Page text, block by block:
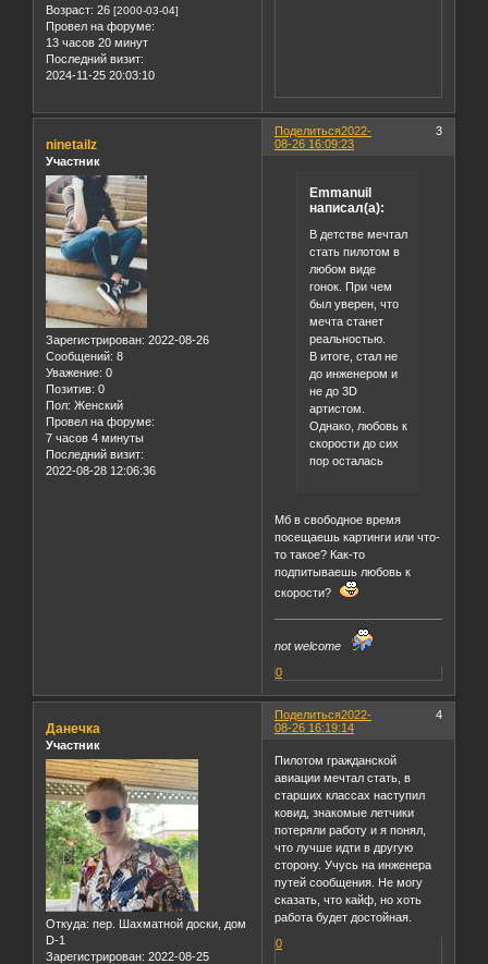
Возраст: 26 [2000-03-04]
Провел на форуме:
13 часов 20 минут
Последний визит:
2024-11-25 20:03:10
Поделиться 3
2022-
08-26 16:09:23
ninetailz
Участник
Зарегистрирован: 2022-08-26
Сообщений: 8
Уважение: 0
Позитив: 0
Пол: Женский
Провел на форуме:
7 часов 4 минуты
Последний визит:
2022-08-28 12:06:36
Emmanuil
написал(а):
В детстве мечтал
стать пилотом в
любом виде
гонок. При чем
был уверен, что
мечта станет
реальностью.
В итоге, стал не
до инженером и
не до 3D
артистом.
Однако, любовь к
скорости до сих
пор осталась
Мб в свободное время
посещаешь картинги или что-
то такое? Как-то
подпитываешь любовь к
скорости?
not welcome
0
Поделиться 4
2022-
08-26 16:19:14
Данечка
Участник
Откуда: пер. Шахматной доски, дом
D-1
Зарегистрирован: 2022-08-25
Пилотом гражданской
авиации мечтал стать, в
старших классах наступил
ковид, знакомые летчики
потеряли работу и я понял,
что лучше идти в другую
сторону. Учусь на инженера
путей сообщения. Не могу
сказать, что кайф, но хоть
работа будет достойная.
0